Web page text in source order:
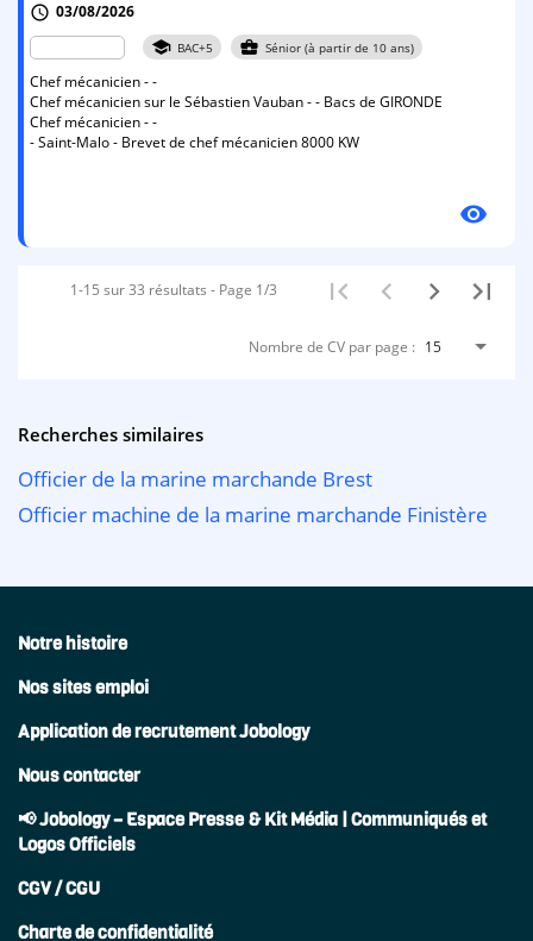
schedule 03/08/2026
school BAC+5 business_center Sénior (à partir de 10 ans)
Chef mécanicien - -
Chef mécanicien sur le Sébastien Vauban - - Bacs de GIRONDE
Chef mécanicien - -
- Saint-Malo - Brevet de chef mécanicien 8000 KW
visibility
Nombre de CV par page : 15
1-15 sur 33 résultats - Page 1/3
Recherches similaires
Officier de la marine marchande Brest
Officier machine de la marine marchande Finistère
Notre histoire
Nos sites emploi
Application de recrutement Jobology
Nous contacter
📢 Jobology – Espace Presse & Kit Média | Communiqués et
Logos Officiels
CGV / CGU
Charte de confidentialité